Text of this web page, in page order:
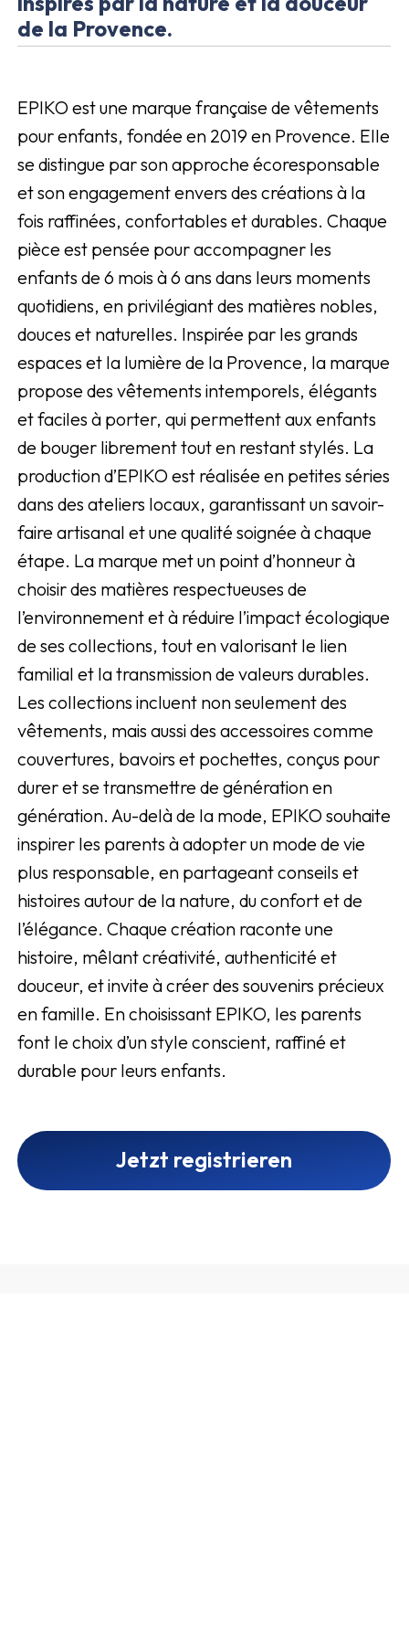
de la Provence.
EPIKO est une marque française de vêtements
pour enfants, fondée en 2019 en Provence. Elle
se distingue par son approche écoresponsable
et son engagement envers des créations à la
fois raffinées, confortables et durables. Chaque
pièce est pensée pour accompagner les
enfants de 6 mois à 6 ans dans leurs moments
quotidiens, en privilégiant des matières nobles,
douces et naturelles. Inspirée par les grands
espaces et la lumière de la Provence, la marque
propose des vêtements intemporels, élégants
et faciles à porter, qui permettent aux enfants
de bouger librement tout en restant stylés. La
production d’EPIKO est réalisée en petites séries
dans des ateliers locaux, garantissant un savoir-
faire artisanal et une qualité soignée à chaque
étape. La marque met un point d’honneur à
choisir des matières respectueuses de
l’environnement et à réduire l’impact écologique
de ses collections, tout en valorisant le lien
familial et la transmission de valeurs durables.
Les collections incluent non seulement des
vêtements, mais aussi des accessoires comme
couvertures, bavoirs et pochettes, conçus pour
durer et se transmettre de génération en
génération. Au-delà de la mode, EPIKO souhaite
inspirer les parents à adopter un mode de vie
plus responsable, en partageant conseils et
histoires autour de la nature, du confort et de
l’élégance. Chaque création raconte une
histoire, mêlant créativité, authenticité et
douceur, et invite à créer des souvenirs précieux
en famille. En choisissant EPIKO, les parents
font le choix d’un style conscient, raffiné et
durable pour leurs enfants.
Jetzt registrieren